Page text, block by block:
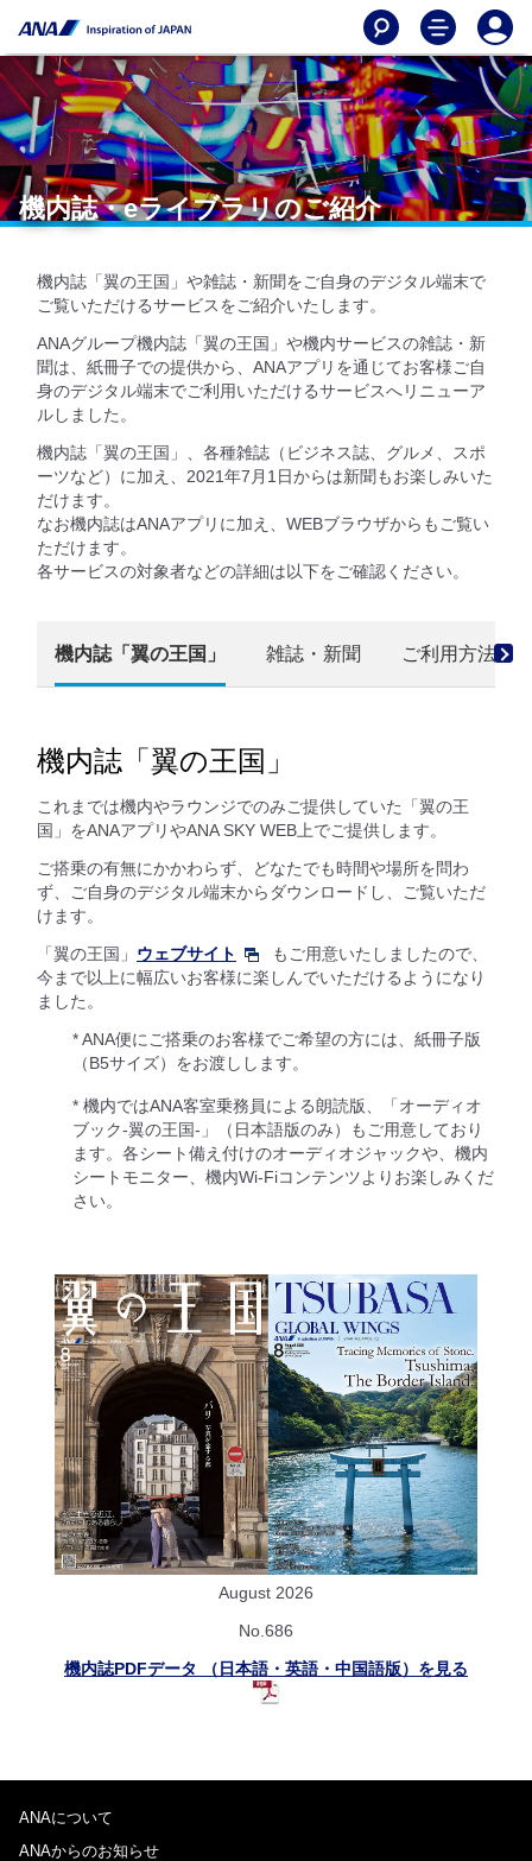
機内誌・eライブラリのご紹介
機内誌「翼の王国」や雑誌・新聞をご自身のデジタル端末で
ご覧いただけるサービスをご紹介いたします。
ANAグループ機内誌「翼の王国」や機内サービスの雑誌・新
聞は、紙冊子での提供から、ANAアプリを通じてお客様ご自
身のデジタル端末でご利用いただけるサービスへリニューア
ルしました。
機内誌「翼の王国」、各種雑誌（ビジネス誌、グルメ、スポ
ーツなど）に加え、2021年7月1日からは新聞もお楽しみいた
だけます。
なお機内誌はANAアプリに加え、WEBブラウザからもご覧い
ただけます。
各サービスの対象者などの詳細は以下をご確認ください。
機内誌「翼の王国」 雑誌・新聞 ご利用方法
機内誌「翼の王国」
これまでは機内やラウンジでのみご提供していた「翼の王
国」をANAアプリやANA SKY WEB上でご提供します。
ご搭乗の有無にかかわらず、どなたでも時間や場所を問わ
ず、ご自身のデジタル端末からダウンロードし、ご覧いただ
けます。
「翼の王国」 ウェブサイト
もご用意いたしましたので、
今まで以上に幅広いお客様に楽しんでいただけるようになり
ました。
* ANA便にご搭乗のお客様でご希望の方には、紙冊子版
（B5サイズ）をお渡しします。
* 機内ではANA客室乗務員による朗読版、「オーディオ
ブック-翼の王国-」（日本語版のみ）もご用意しており
ます。各シート備え付けのオーディオジャックや、機内
シートモニター、機内Wi-Fiコンテンツよりお楽しみくだ
さい。
August 2026
No.686
機内誌PDFデータ （日本語・英語・中国語版）を見る
ANAについて
ANAからのお知らせ